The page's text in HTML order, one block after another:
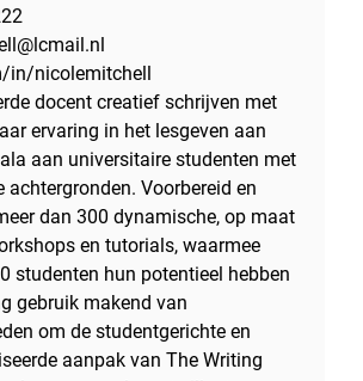
in/nicolemitchell
docent creatief schrijven met
ervaring in het lesgeven aan
aan universitaire studenten met
achtergronden. Voorbereid en
dan 300 dynamische, op maat
en tutorials, waarmee
studenten hun potentieel hebben
gebruik makend van
om de studentgerichte en
aanpak van The Writing